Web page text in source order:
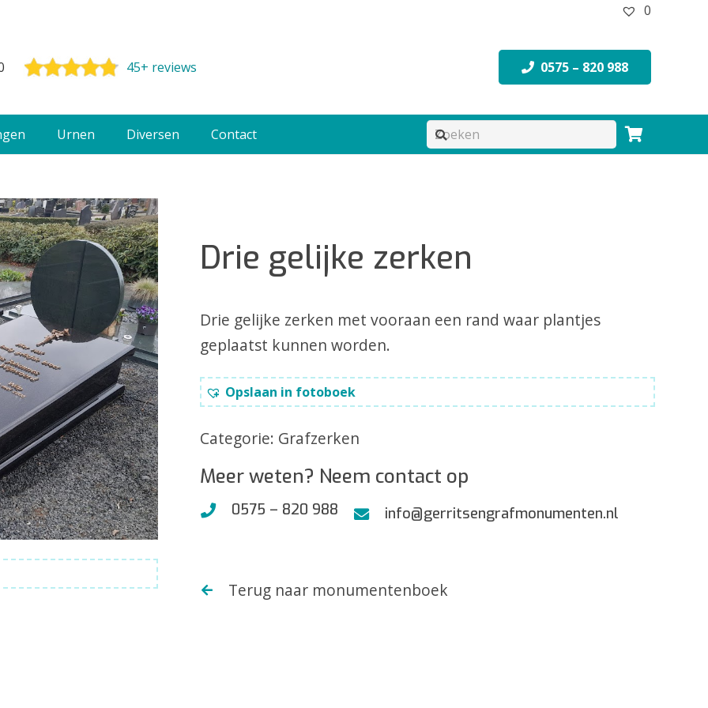
0
45+ reviews 0575 – 820 988
Urnen Diversen Contact
Drie gelijke zerken
Drie gelijke zerken met vooraan een rand waar plantjes
geplaatst kunnen worden.
Opslaan in fotoboek
Categorie: Grafzerken
Meer weten? Neem contact op
0575 – 820 988 info@gerritsengrafmonumenten.nl
Terug naar monumentenboek